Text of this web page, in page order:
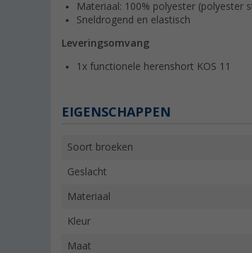
Materiaal: 100% polyester (polyester
Sneldrogend en elastisch
Leveringsomvang
1x functionele herenshort KOS 11
EIGENSCHAPPEN
Soort broeken
Geslacht
Materiaal
Kleur
Maat